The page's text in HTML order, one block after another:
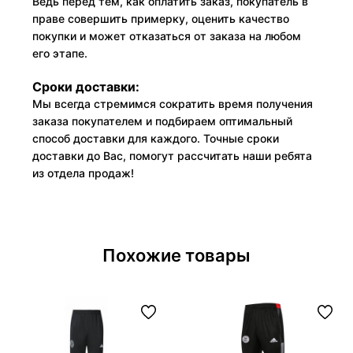
праве совершить примерку, оценить качество
покупки и может отказаться от заказа на любом
его этапе.
Сроки доставки:
Мы всегда стремимся сократить время получения
заказа покупателем и подбираем оптимальный
способ доставки для каждого. Точные сроки
доставки до Вас, помогут рассчитать наши ребята
из отдела продаж!
Похожие товары